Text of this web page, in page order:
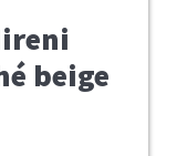
beige